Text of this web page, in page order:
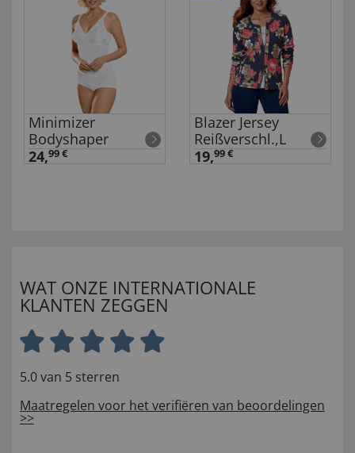
Minimizer
Bodyshaper
24,99 €
Blazer Jersey
Reißverschl.,L
19,99 €
WAT ONZE INTERNATIONALE
KLANTEN ZEGGEN
5.0 van 5 sterren
Maatregelen voor het verifiëren van beoordelingen
>>